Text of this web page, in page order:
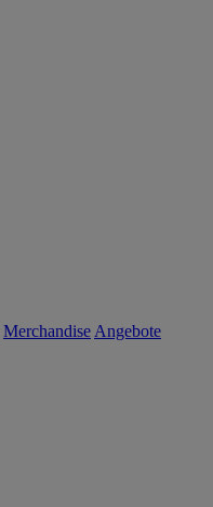
Merchandise Angebote